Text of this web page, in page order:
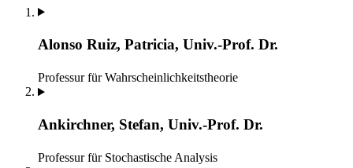
Alonso Ruiz, Patricia, Univ.-Prof. Dr.
Professur für Wahrscheinlichkeitstheorie
Ankirchner, Stefan, Univ.-Prof. Dr.
Professur für Stochastische Analysis